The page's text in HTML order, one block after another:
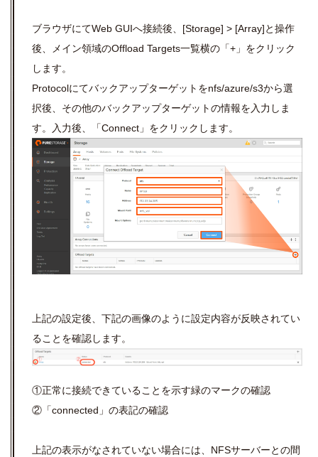
ブラウザにてWeb GUIへ接続後、[Storage] > [Array]と操作
後、メイン領域のOffload Targets一覧横の「+」をクリック
します。
Protocolにてバックアップターゲットをnfs/azure/s3から選
択後、その他のバックアップターゲットの情報を入力しま
す。入力後、「Connect」をクリックします。
上記の設定後、下記の画像のように設定内容が反映されてい
ることを確認します。
①正常に接続できていることを示す緑のマークの確認
②「connected」の表記の確認
上記の表示がなされていない場合には、NFSサーバーとの間